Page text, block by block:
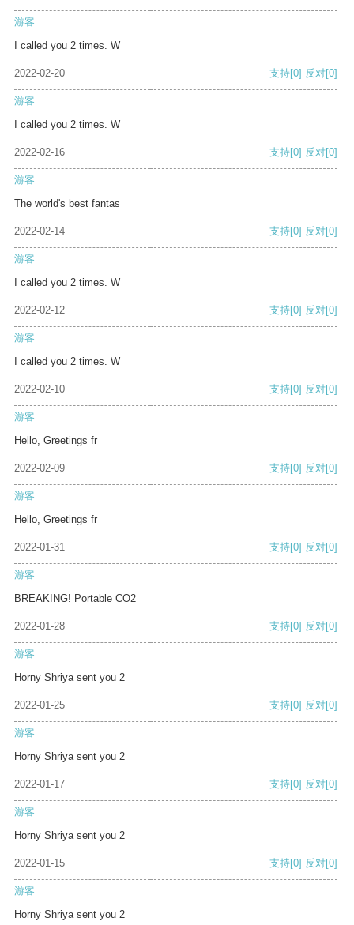
游客
I called you 2 times. W
2022-02-20 支持[0] 反对[0]
游客
I called you 2 times. W
2022-02-16 支持[0] 反对[0]
游客
The world's best fantas
2022-02-14 支持[0] 反对[0]
游客
I called you 2 times. W
2022-02-12 支持[0] 反对[0]
游客
I called you 2 times. W
2022-02-10 支持[0] 反对[0]
游客
Hello, Greetings fr
2022-02-09 支持[0] 反对[0]
游客
Hello, Greetings fr
2022-01-31 支持[0] 反对[0]
游客
BREAKING! Portable CO2
2022-01-28 支持[0] 反对[0]
游客
Horny Shriya sent you 2
2022-01-25 支持[0] 反对[0]
游客
Horny Shriya sent you 2
2022-01-17 支持[0] 反对[0]
游客
Horny Shriya sent you 2
2022-01-15 支持[0] 反对[0]
游客
Horny Shriya sent you 2